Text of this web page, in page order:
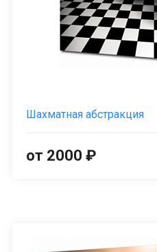
Шахматная абстракция
от 2000 ₽